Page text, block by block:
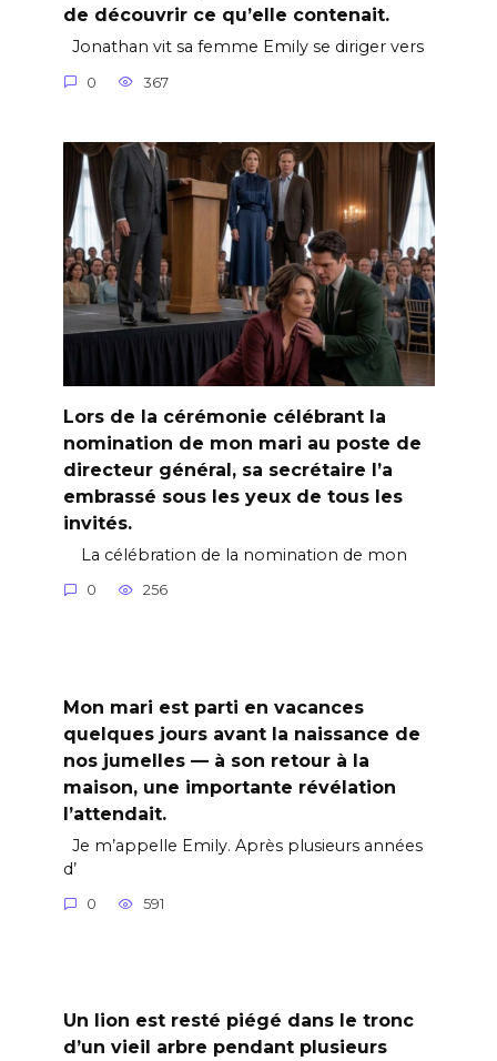
de découvrir ce qu’elle contenait.
Jonathan vit sa femme Emily se diriger vers
0 367
Lors de la cérémonie célébrant la
nomination de mon mari au poste de
directeur général, sa secrétaire l’a
embrassé sous les yeux de tous les
invités.
La célébration de la nomination de mon
0 256
Mon mari est parti en vacances
quelques jours avant la naissance de
nos jumelles — à son retour à la
maison, une importante révélation
l’attendait.
Je m’appelle Emily. Après plusieurs années
d’
0 591
Un lion est resté piégé dans le tronc
d’un vieil arbre pendant plusieurs